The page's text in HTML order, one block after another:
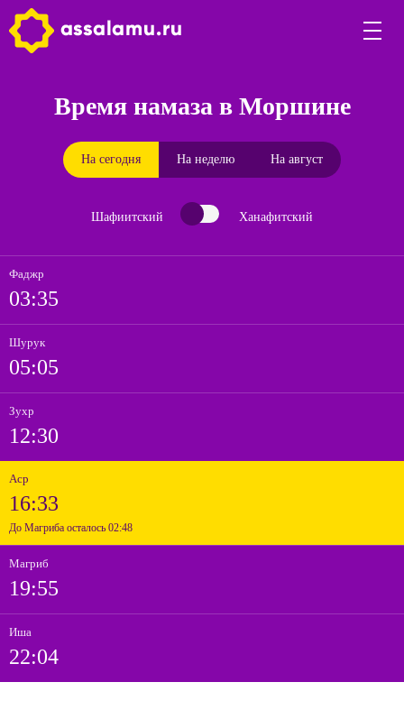
Время намаза в Моршине
На сегодня На неделю На август
Шафиитский Ханафитский
Фаджр
03:35
Шурук
05:05
Зухр
12:30
Аср
16:33
До Магриба осталось 02:48
Магриб
19:55
Иша
22:04